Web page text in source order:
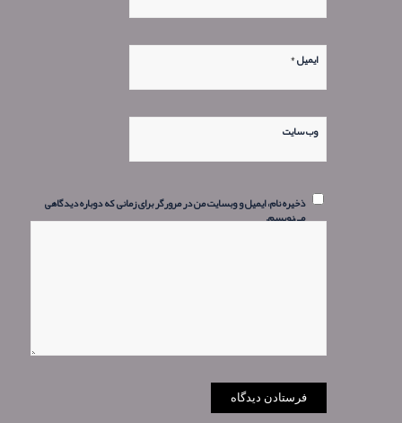
ایمیل*
وب‌ سایت
ذخیره نام، ایمیل و وبسایت من در مرورگر برای زمانی که دوباره دیدگاهی
می‌نویسم.